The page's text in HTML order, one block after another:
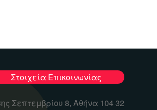
Στοιχεία Επικοινωνίας
Σεπτεμβρίου 8, Αθήνα 104 32